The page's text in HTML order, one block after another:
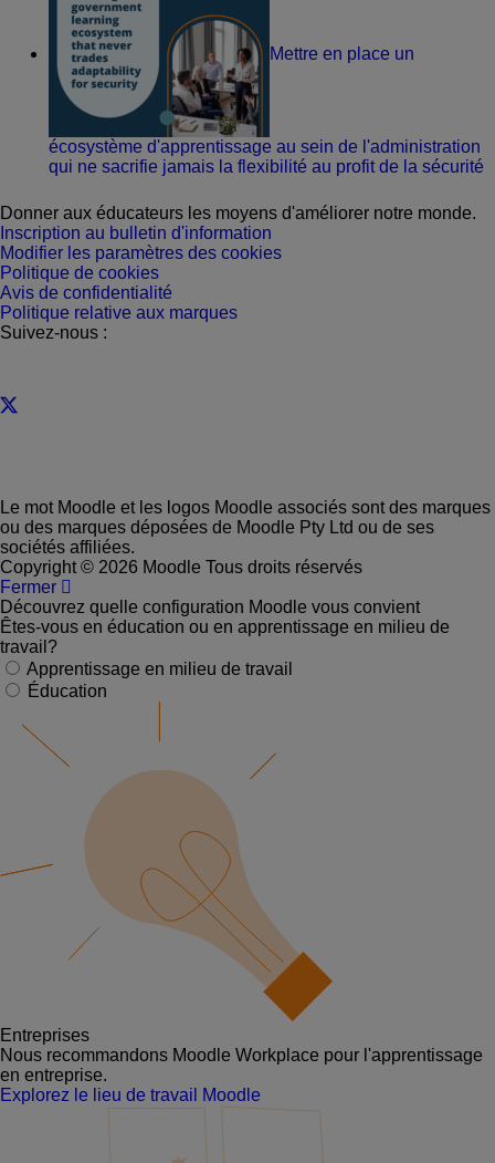
Mettre en place un
écosystème d'apprentissage au sein de l'administration
qui ne sacrifie jamais la flexibilité au profit de la sécurité
Donner aux éducateurs les moyens d'améliorer notre monde.
Inscription au bulletin d'information
Modifier les paramètres des cookies
Politique de cookies
Avis de confidentialité
Politique relative aux marques
Suivez-nous :
Le mot Moodle et les logos Moodle associés sont des marques
ou des marques déposées de Moodle Pty Ltd ou de ses
sociétés affiliées.
Copyright © 2026 Moodle Tous droits réservés
Fermer
Découvrez quelle configuration Moodle vous convient
Êtes-vous en éducation ou en apprentissage en milieu de
travail?
Apprentissage en milieu de travail
Éducation
Entreprises
Nous recommandons Moodle Workplace pour l'apprentissage
en entreprise.
Explorez le lieu de travail Moodle